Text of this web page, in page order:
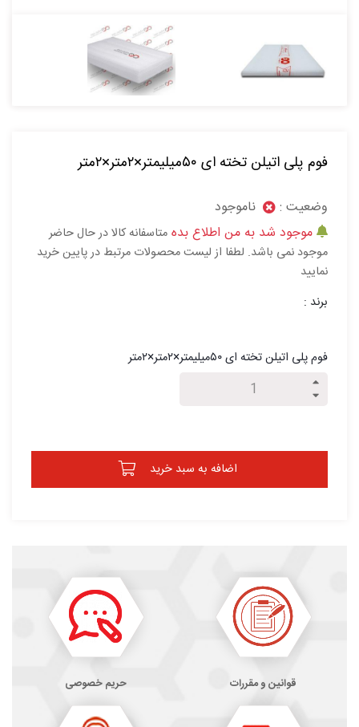
فوم پلی اتیلن تخته ای ۵۰میلیمتر×۲متر×۲متر
وضعیت :
ناموجود
موجود شد به من اطلاع بده متاسفانه کالا در حال حاضر
موجود نمی باشد. لطفا از لیست محصولات مرتبط در پایین خرید
نمایید
برند :
فوم پلی اتیلن تخته ای ۵۰میلیمتر×۲متر×۲متر
اضافه به سبد خرید
قوانین و مقررات حریم خصوصی